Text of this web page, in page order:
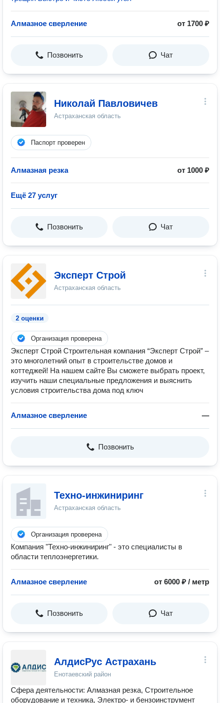
Алмазное сверление от 1700 ₽
Позвонить Чат
Николай Павловичев
Астраханская область
Паспорт проверен
Алмазная резка от 1000 ₽
Ещё 27 услуг
Позвонить Чат
Эксперт Строй
Астраханская область
2 оценки
Организация проверена
Эксперт Строй Строительная компания “Эксперт Строй” –
это многолетний опыт в строительстве домов и
коттеджей! На нашем сайте Вы сможете выбрать проект,
изучить наши специальные предложения и выяснить
условия строительства дома под ключ
Алмазное сверление —
Позвонить
Техно-инжиниринг
Астраханская область
Организация проверена
Компания "Техно-инжиниринг" - это специалисты в
области теплоэнергетики.
Алмазное сверление от 6000 ₽ / метр
Позвонить Чат
АлдисРус Астрахань
Енотаевский район
Сфера деятельности: Алмазная резка, Строительное
оборудование и техника, Электро- и бензоинструмент